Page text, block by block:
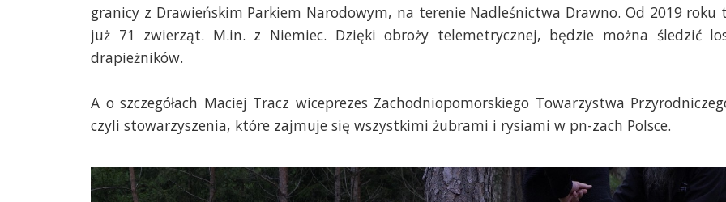
granicy z Drawieńskim Parkiem Narodowym, na terenie Nadleśnictwa Drawno. Od 2019 roku
już 71 zwierząt. M.in. z Niemiec. Dzięki obroży telemetrycznej, będzie można śledzić
drapieżników.
A o szczegółach Maciej Tracz wiceprezes Zachodniopomorskiego Towarzystwa
czyli stowarzyszenia, które zajmuje się wszystkimi żubrami i rysiami w pn-zach Polsce.